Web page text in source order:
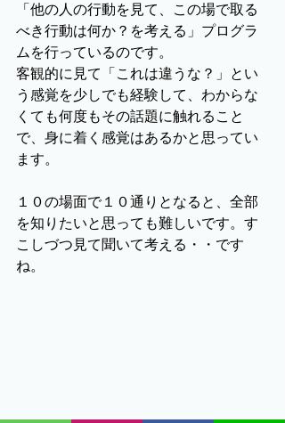
「他の人の行動を見て、この場で取る
べき行動は何か？を考える」プログラ
ムを行っているのです。
客観的に見て「これは違うな？」とい
う感覚を少しでも経験して、わからな
くても何度もその話題に触れること
で、身に着く感覚はあるかと思ってい
ます。
１０の場面で１０通りとなると、全部
を知りたいと思っても難しいです。す
こしづつ見て聞いて考える・・です
ね。